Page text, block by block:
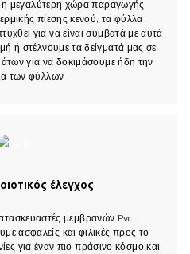
η μεγαλύτερη χώρα παραγωγής
πίεσης κενού, τα φύλλα
για να είναι συμβατά με αυτά
ή στέλνουμε τα δείγματά μας σε
για να δοκιμάσουμε ήδη την
των φύλλων
έλεγχος
μεμβρανών Pvc.
ασφαλείς και φιλικές προς το
για έναν πιο πράσινο κόσμο και